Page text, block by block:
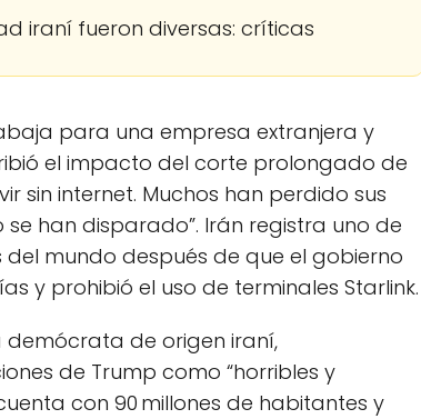
iraní fueron diversas: críticas
para una empresa extranjera y
el impacto del corte prolongado de
sin internet. Muchos han perdido sus
han disparado”. Irán registra uno de
mundo después de que el gobierno
y prohibió el uso de terminales Starlink.
demócrata de origen iraní,
de Trump como “horribles y
con 90 millones de habitantes y